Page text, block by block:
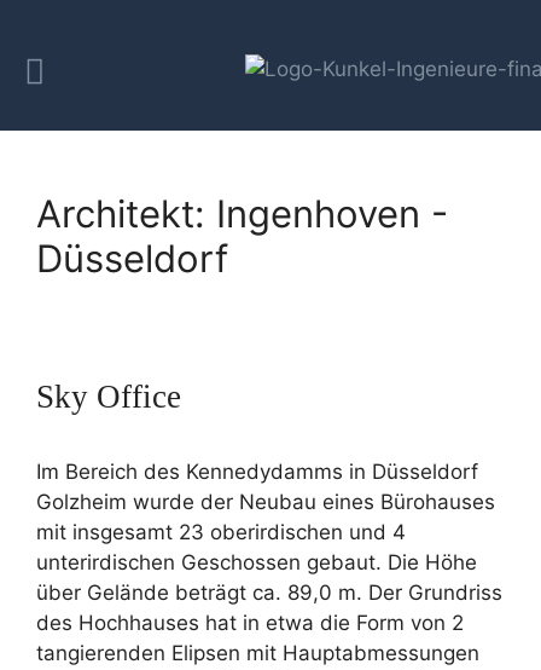
Architekt: Ingenhoven -
Düsseldorf
Sky Office
Im Bereich des Kennedydamms in Düsseldorf
Golzheim wurde der Neubau eines Bürohauses
mit insgesamt 23 oberirdischen und 4
unterirdischen Geschossen gebaut. Die Höhe
über Gelände beträgt ca. 89,0 m. Der Grundriss
des Hochhauses hat in etwa die Form von 2
tangierenden Elipsen mit Hauptabmessungen